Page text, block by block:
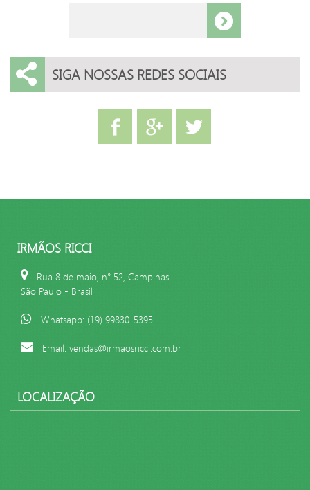
SIGA NOSSAS REDES SOCIAIS
IRMÃOS RICCI
Rua 8 de maio, n° 52, Campinas
São Paulo - Brasil
Whatsapp: (19) 99830-5395
Email: vendas@irmaosricci.com.br
LOCALIZAÇÃO